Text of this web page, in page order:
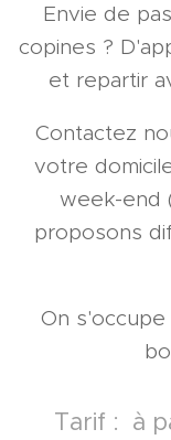
Envie de
copines ?
et repartir
Contactez
votre
week-end
proposons
On
Tarif : à